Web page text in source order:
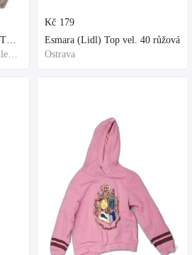
Rašelinik Jihoamerický REPTER - 5 balení - 500g -
Frýdek-Místek, Moravian-Silesian Region,Others
Kč 179
Esmara (Lidl) Top vel. 40 růžová
Ostrava